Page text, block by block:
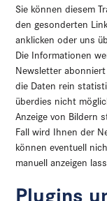
Sie können diesem
den gesonderten
anklicken oder uns
Die Informationen
Newsletter
die Daten rein
überdies nicht
Anzeige von Bildern
Fall wird Ihnen der
können eventuell
manuell anzeigen
Plugins